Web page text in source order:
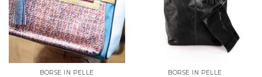
BORSE IN PELLE BORSE IN PELLE